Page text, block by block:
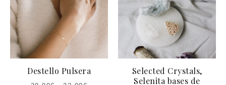
Destello Pulsera
Selected Crystals,
Selenita bases de